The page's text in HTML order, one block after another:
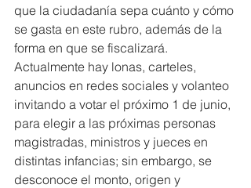
que la ciudadanía sepa cuánto y cómo
se gasta en este rubro, además de la
forma en que se fiscalizará.
Actualmente hay lonas, carteles,
anuncios en redes sociales y volanteo
invitando a votar el próximo 1 de junio,
para elegir a las próximas personas
magistradas, ministros y jueces en
distintas infancias; sin embargo, se
desconoce el monto, origen y